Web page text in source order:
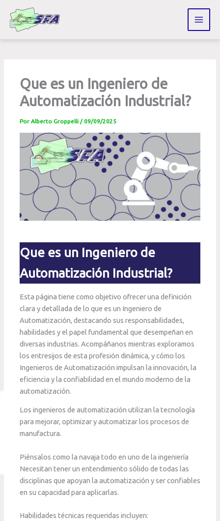
contenido
Que es un Ingeniero de
Automatización Industrial?
Por Alberto Groppelli /09/09/2025
Que es un Ingeniero de
Automatización Industrial?
Esta página tiene como objetivo ofrecer una definición
clara y detallada de lo que es un Ingeniero de
Automatización, destacando sus responsabilidades,
habilidades y el papel fundamental que desempeñan en
diversas industrias. Acompáñanos mientras exploramos
los entresijos de esta profesión dinámica, y cómo los
Ingenieros de Automatización impulsan la innovación, la
eficiencia y la confiabilidad en el mundo moderno de la
automatización.
Los ingenieros de automatización utilizan la tecnología
para mejorar, optimizar y automatizar los procesos de
manufactura.
Piénsalos como la navaja todo en uno de la ingeniería
Necesitan tener un entendimiento sólido de todas las
disciplinas que apoyan la automatización y ser confiables
en su capacidad para aplicarlas.
Habilidades técnicas requeridas incluyen: